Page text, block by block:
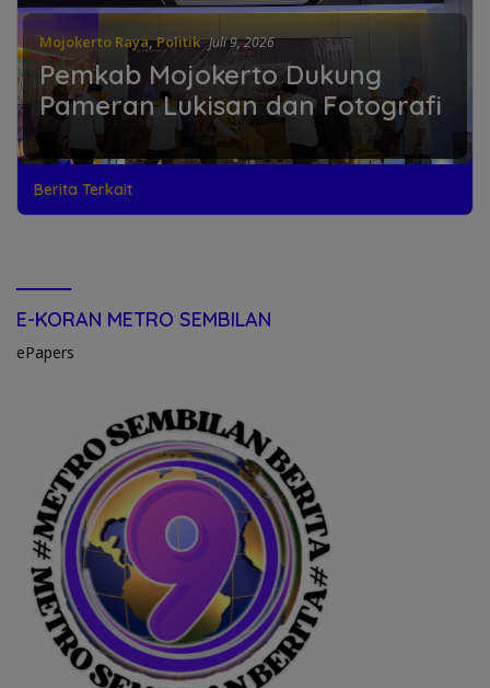
Mojokerto Raya,Politik Juli 9, 2026
Pemkab Mojokerto Dukung
Pameran Lukisan dan Fotografi
Berita Terkait
E-KORAN METRO SEMBILAN
ePapers